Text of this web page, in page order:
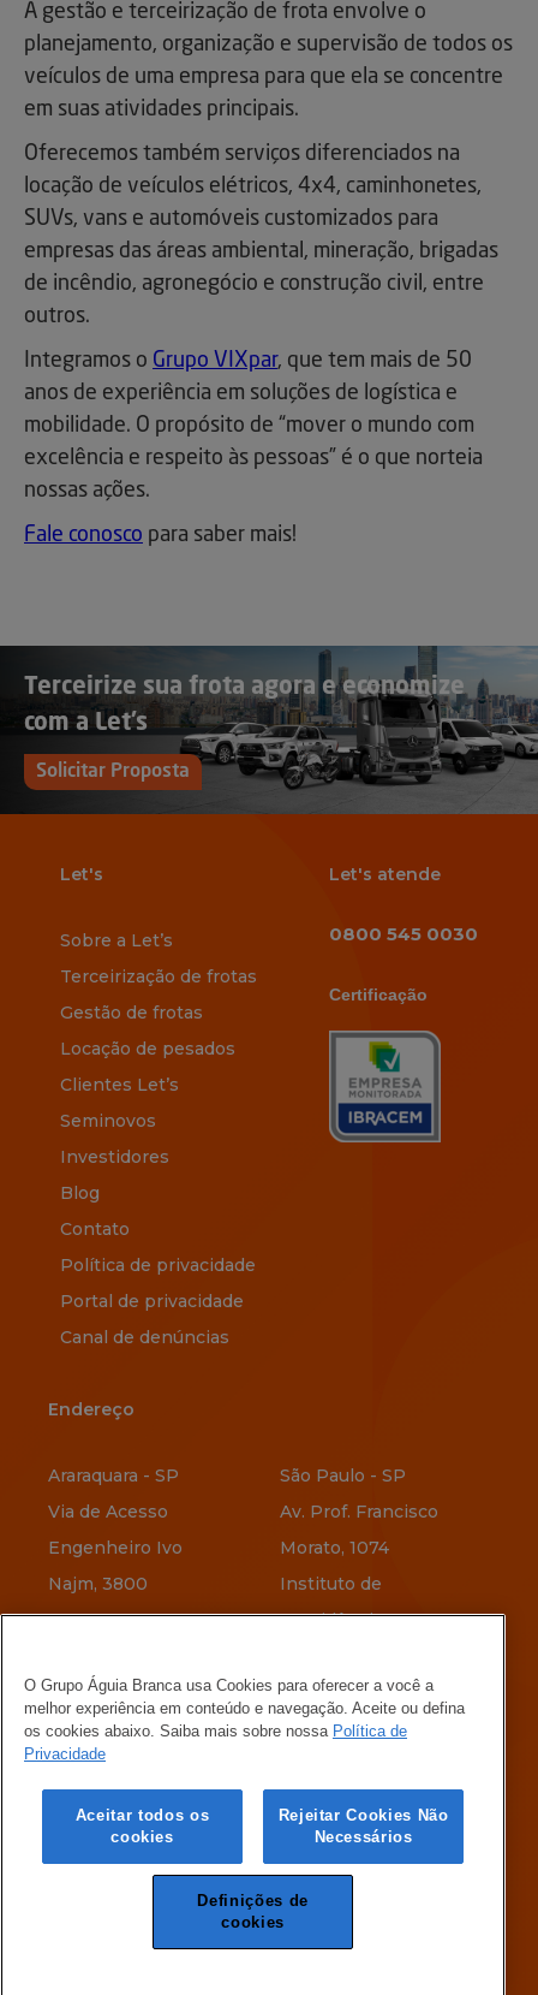
A gestão e terceirização de frota envolve o
planejamento, organização e supervisão de todos os
veículos de uma empresa para que ela se concentre
em suas atividades principais.
Oferecemos também serviços diferenciados na
locação de veículos elétricos, 4x4, caminhonetes,
SUVs, vans e automóveis customizados para
empresas das áreas ambiental, mineração, brigadas
de incêndio, agronegócio e construção civil, entre
outros.
Integramos o Grupo VIXpar, que tem mais de 50
anos de experiência em soluções de logística e
mobilidade. O propósito de “mover o mundo com
excelência e respeito às pessoas” é o que norteia
nossas ações.
Fale conosco para saber mais!
Terceirize sua frota agora e economize
com a Let’s
Solicitar Proposta
Let's
Sobre a Let’s
Terceirização de frotas
Gestão de frotas
Locação de pesados
Clientes Let’s
Seminovos
Investidores
Blog
Contato
Política de privacidade
Portal de privacidade
Canal de denúncias
Let's atende
0800 545 0030
Certificação
Endereço
Araraquara - SP
Via de Acesso
Engenheiro Ivo
Najm, 3800
Av. Jerônimo
Vervloet, 345
Maria Ortiz
São Paulo - SP
Av. Prof. Francisco
Morato, 1074
Instituto de
Previdência
Belo Horizonte - MG
Rua Menotti Muccelli,
O Grupo Águia Branca usa Cookies para oferecer a você a
melhor experiência em conteúdo e navegação. Aceite ou defina
os cookies abaixo. Saiba mais sobre nossa Política de
Privacidade
Aceitar todos os
cookies
Rejeitar Cookies Não
Necessários
Definições de
cookies